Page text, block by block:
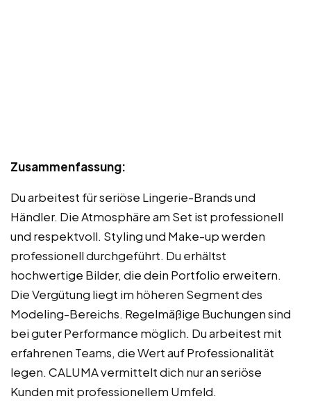
Zusammenfassung:
Du arbeitest für seriöse Lingerie-Brands und
Händler. Die Atmosphäre am Set ist professionell
und respektvoll. Styling und Make-up werden
professionell durchgeführt. Du erhältst
hochwertige Bilder, die dein Portfolio erweitern.
Die Vergütung liegt im höheren Segment des
Modeling-Bereichs. Regelmäßige Buchungen sind
bei guter Performance möglich. Du arbeitest mit
erfahrenen Teams, die Wert auf Professionalität
legen. CALUMA vermittelt dich nur an seriöse
Kunden mit professionellem Umfeld.